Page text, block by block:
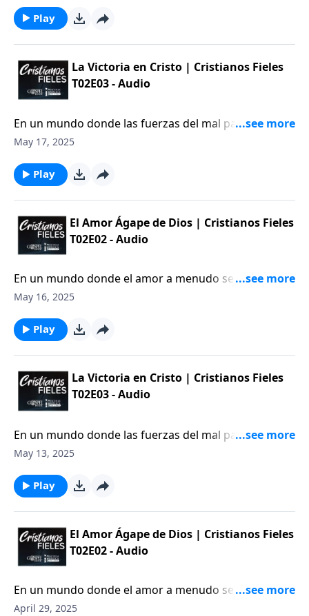
que ya no está entre nosotros, o algo que requirió de
mucho esfuerzo de tu parte para poder obtenerlo.
Play
La Victoria en Cristo | Cristianos Fieles
T02E03 - Audio
En un mundo donde las fuerzas del mal parecen
dominar cada rincón, es fácil sentir que el enemigo
que Satanás ha sido vencido; su derrota ya ha sido
sellada en la cruz.
May 17, 2025
Play
El Amor Ágape de Dios | Cristianos Fieles
T02E02 - Audio
En un mundo donde el amor a menudo se confunde
con emociones pasajeras o intereses egoístas, el
manifestación más pura y sublime de amor
desinteresado.
May 16, 2025
Play
La Victoria en Cristo | Cristianos Fieles
T02E03 - Audio
En un mundo donde las fuerzas del mal parecen
dominar cada rincón, es fácil sentir que el enemigo
que Satanás ha sido vencido; su derrota ya ha sido
sellada en la cruz.
May 13, 2025
Play
El Amor Ágape de Dios | Cristianos Fieles
T02E02 - Audio
En un mundo donde el amor a menudo se confunde
con emociones pasajeras o intereses egoístas, el
April 29, 2025